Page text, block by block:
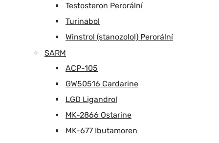
Testosteron Perorální
Turinabol
Winstrol (stanozolol) Perorální
SARM
ACP-105
GW50516 Cardarine
LGD Ligandrol
MK-2866 Ostarine
MK-677 Ibutamoren